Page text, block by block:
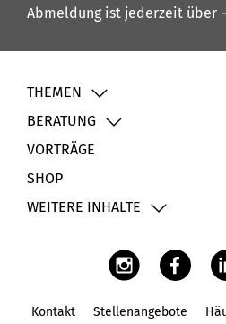
Abmeldung ist jederzeit über
THEMEN
BERATUNG
VORTRÄGE
SHOP
WEITERE INHALTE
Kontakt Stellenangebote